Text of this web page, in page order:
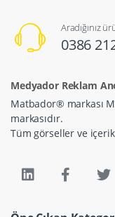
Aradığınız
0386
Medyador Reklam
Matbador® markası
markasıdır.
Tüm görseller ve